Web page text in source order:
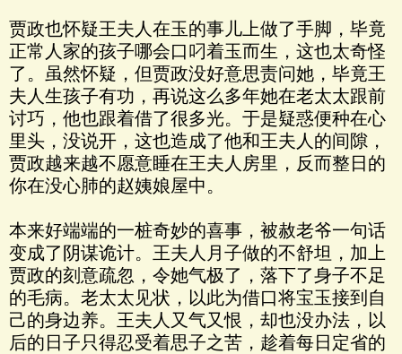
贾政也怀疑王夫人在玉的事儿上做了手脚，毕竟
正常人家的孩子哪会口叼着玉而生，这也太奇怪
了。虽然怀疑，但贾政没好意思责问她，毕竟王
夫人生孩子有功，再说这么多年她在老太太跟前
讨巧，他也跟着借了很多光。于是疑惑便种在心
里头，没说开，这也造成了他和王夫人的间隙，
贾政越来越不愿意睡在王夫人房里，反而整日的
你在没心肺的赵姨娘屋中。
本来好端端的一桩奇妙的喜事，被赦老爷一句话
变成了阴谋诡计。王夫人月子做的不舒坦，加上
贾政的刻意疏忽，令她气极了，落下了身子不足
的毛病。老太太见状，以此为借口将宝玉接到自
己的身边养。王夫人又气又恨，却也没办法，以
后的日子只得忍受着思子之苦，趁着每日定省的